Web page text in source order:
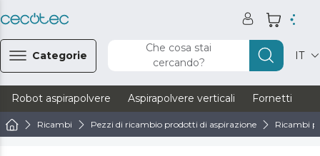
Categorie
Che cosa stai
cercando?
IT
Robot aspirapolvere Aspirapolvere verticali Fornetti
Ricambi Pezzi di ricambio prodotti di aspirazione Ricambi